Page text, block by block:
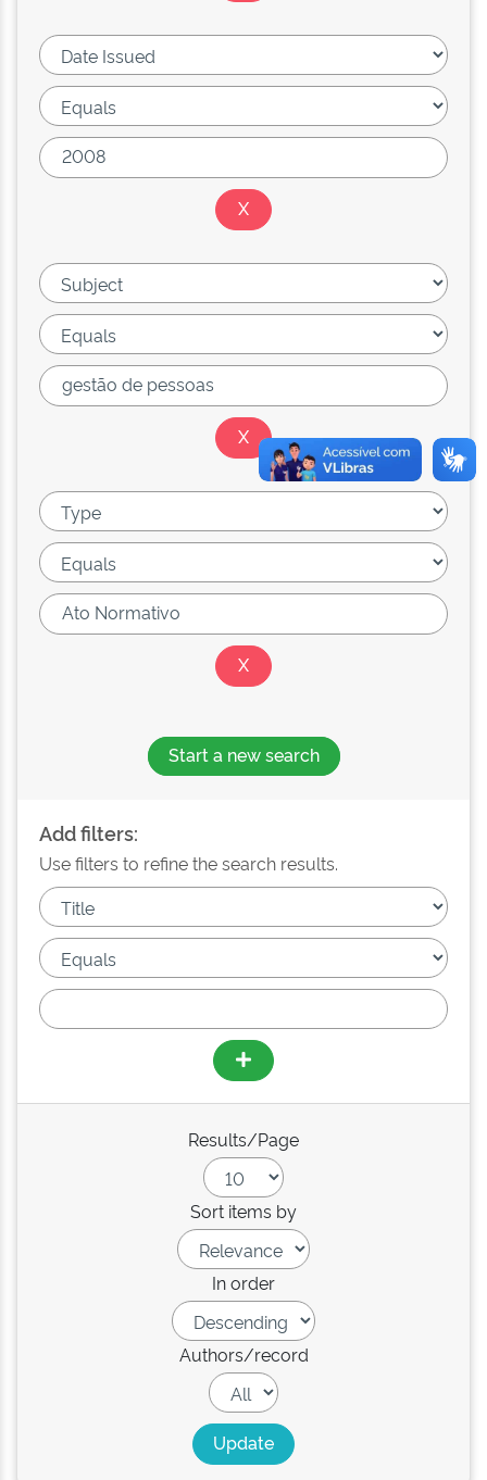
Start a new search
Add filters:
Use filters to refine the search results.
Results/Page
Sort items by
In order
Authors/record